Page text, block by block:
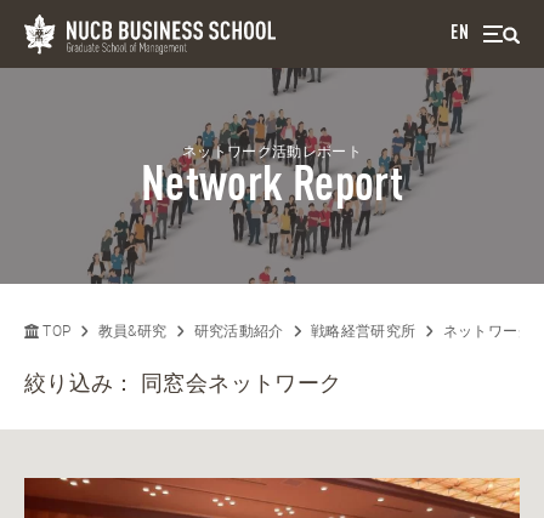
EN
ネットワーク活動レポート
Network Report
TOP 教員&研究 研究活動紹介 戦略経営研究所 ネットワーク
絞り込み： 同窓会ネットワーク